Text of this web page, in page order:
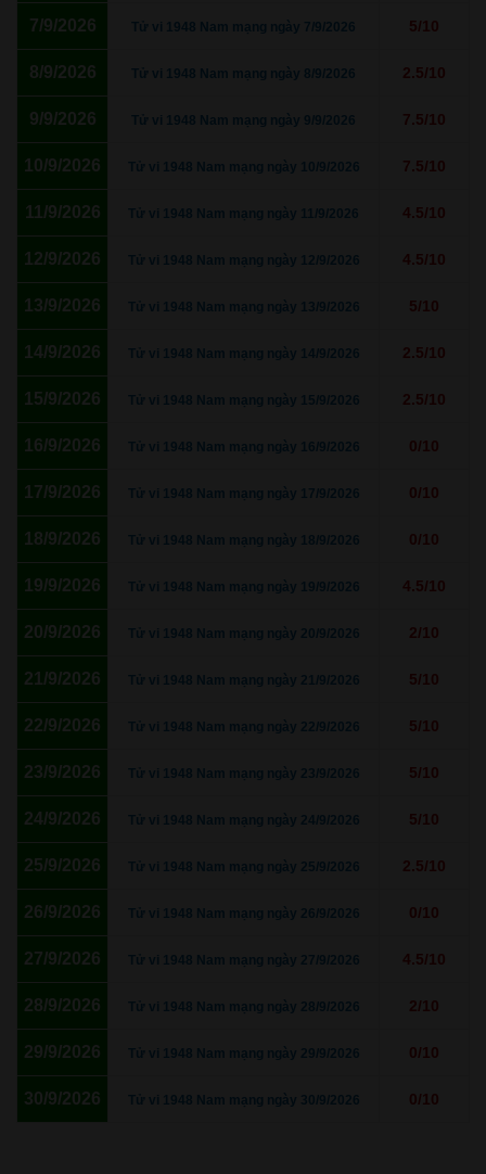
7/9/2026 Tử vi 1948 Nam mạng ngày 7/9/2026 5/10
8/9/2026 Tử vi 1948 Nam mạng ngày 8/9/2026 2.5/10
9/9/2026 Tử vi 1948 Nam mạng ngày 9/9/2026 7.5/10
10/9/2026 Tử vi 1948 Nam mạng ngày 10/9/2026 7.5/10
11/9/2026 Tử vi 1948 Nam mạng ngày 11/9/2026 4.5/10
12/9/2026 Tử vi 1948 Nam mạng ngày 12/9/2026 4.5/10
13/9/2026 Tử vi 1948 Nam mạng ngày 13/9/2026 5/10
14/9/2026 Tử vi 1948 Nam mạng ngày 14/9/2026 2.5/10
15/9/2026 Tử vi 1948 Nam mạng ngày 15/9/2026 2.5/10
16/9/2026 Tử vi 1948 Nam mạng ngày 16/9/2026 0/10
17/9/2026 Tử vi 1948 Nam mạng ngày 17/9/2026 0/10
18/9/2026 Tử vi 1948 Nam mạng ngày 18/9/2026 0/10
19/9/2026 Tử vi 1948 Nam mạng ngày 19/9/2026 4.5/10
20/9/2026 Tử vi 1948 Nam mạng ngày 20/9/2026 2/10
21/9/2026 Tử vi 1948 Nam mạng ngày 21/9/2026 5/10
22/9/2026 Tử vi 1948 Nam mạng ngày 22/9/2026 5/10
23/9/2026 Tử vi 1948 Nam mạng ngày 23/9/2026 5/10
24/9/2026 Tử vi 1948 Nam mạng ngày 24/9/2026 5/10
25/9/2026 Tử vi 1948 Nam mạng ngày 25/9/2026 2.5/10
26/9/2026 Tử vi 1948 Nam mạng ngày 26/9/2026 0/10
27/9/2026 Tử vi 1948 Nam mạng ngày 27/9/2026 4.5/10
28/9/2026 Tử vi 1948 Nam mạng ngày 28/9/2026 2/10
29/9/2026 Tử vi 1948 Nam mạng ngày 29/9/2026 0/10
30/9/2026 Tử vi 1948 Nam mạng ngày 30/9/2026 0/10